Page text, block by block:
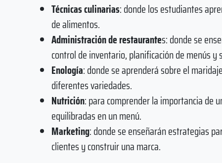
Técnicas culinarias: donde los estudiantes
de alimentos.
Administración de restaurantes: donde se
control de inventario, planificación de menús y
Enología: donde se aprenderá sobre el
diferentes variedades.
Nutrición: para comprender la importancia de
equilibradas en un menú.
Marketing: donde se enseñarán estrategias
clientes y construir una marca.